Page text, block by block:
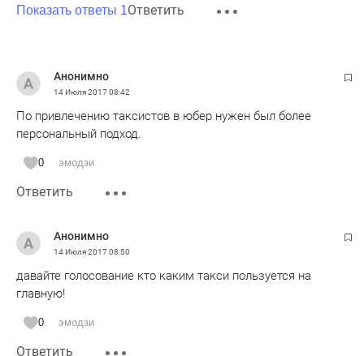
Показать ответы 1Ответить
Анонимно
14 Июля 201708:42
По привлечению таксистов в юбер нужен был более
персональный подход.
0 эмодзи
Ответить
Анонимно
14 Июля 201708:50
давайте голосование кто каким такси пользуется на
главную!
0 эмодзи
Ответить